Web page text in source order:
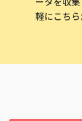
軽にこちら